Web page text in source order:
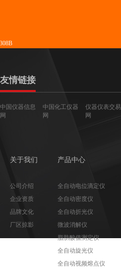
友情链接
中国仪器信息
网
中国化工仪器
网
仪器仪表交易
网
关于我们
公司介绍
企业资质
品牌文化
厂区掠影
产品中心
全自动电位滴定仪
全自动密度仪
全自动折光仪
微波消解仪
脂肪酸值测定仪
全自动旋光仪
全自动视频熔点仪